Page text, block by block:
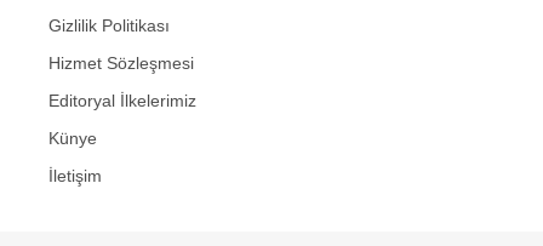
Gizlilik Politikası
Hizmet Sözleşmesi
Editoryal İlkelerimiz
Künye
İletişim